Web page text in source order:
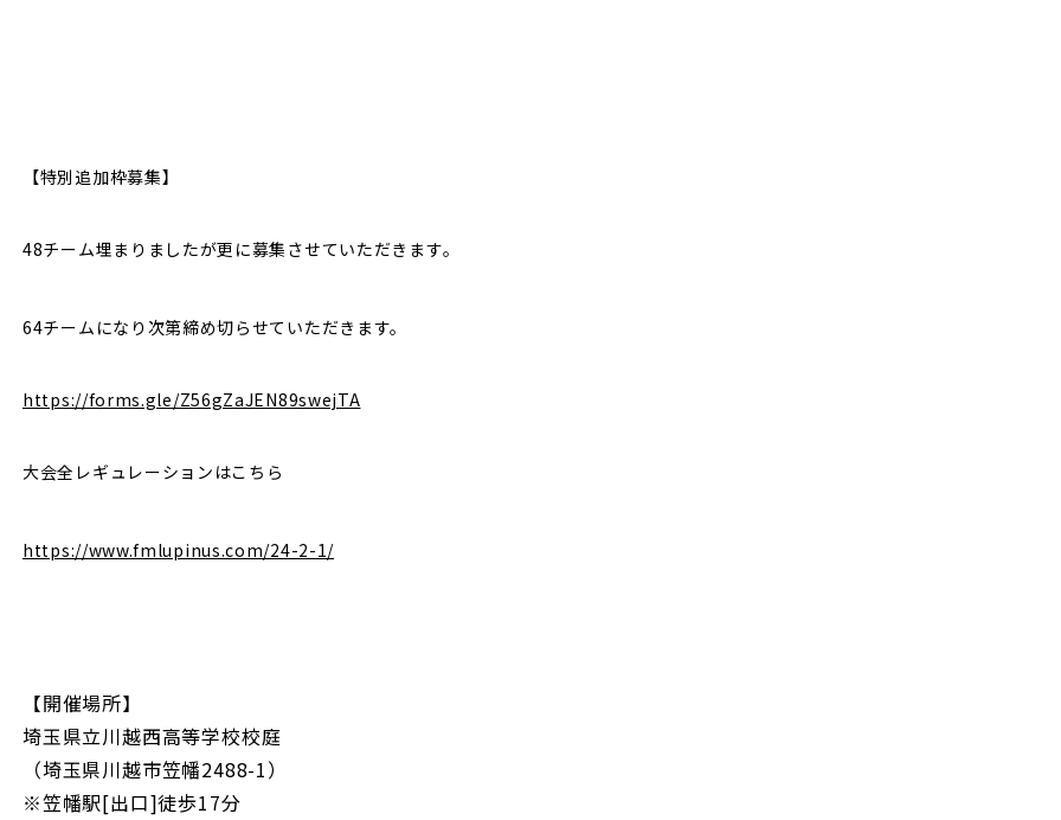
【特別追加枠募集】
48チーム埋まりましたが更に募集させていただきます。
64チームになり次第締め切らせていただきます。
https://forms.gle/Z56gZaJEN89swejTA
大会全レギュレーションはこちら
https://www.fmlupinus.com/24-2-1/
【開催場所】
埼玉県立川越西高等学校校庭
（埼玉県川越市笠幡2488-1）
※笠幡駅[出口]徒歩17分